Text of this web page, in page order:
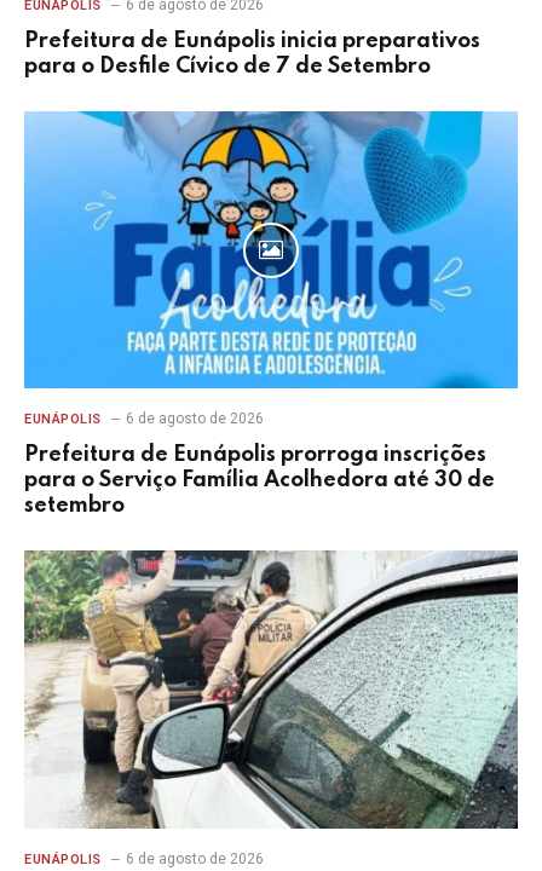
EUNÁPOLIS 6 de agosto de 2026
Prefeitura de Eunápolis inicia preparativos
para o Desfile Cívico de 7 de Setembro
EUNÁPOLIS 6 de agosto de 2026
Prefeitura de Eunápolis prorroga inscrições
para o Serviço Família Acolhedora até 30 de
setembro
EUNÁPOLIS 6 de agosto de 2026